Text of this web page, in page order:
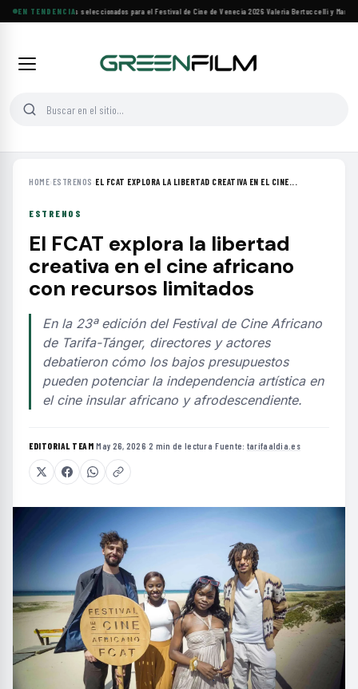
EN TENDENCIA
Siete filmes árabes seleccionados para el Festival de Cine de Venecia 2026·Valeria Bertuccelli y Martín
HOME›ESTRENOS ›EL FCAT EXPLORA LA LIBERTAD CREATIVA EN EL CINE...
ESTRENOS
El FCAT explora la libertad
creativa en el cine africano
con recursos limitados
En la 23ª edición del Festival de Cine Africano
de Tarifa-Tánger, directores y actores
debatieron cómo los bajos presupuestos
pueden potenciar la independencia artística en
el cine insular africano y afrodescendiente.
EDITORIAL TEAM·May 26, 2026·2 min de lectura·Fuente: tarifaaldia.es